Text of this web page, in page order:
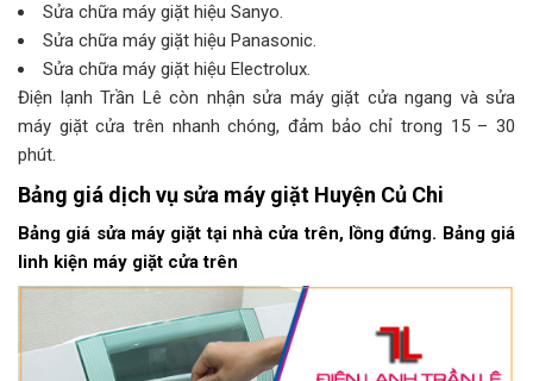
Sửa chữa máy giặt hiệu Sanyo.
Sửa chữa máy giặt hiệu Panasonic.
Sửa chữa máy giặt hiệu Electrolux.
Điện lạnh Trần Lê còn nhận sửa máy giặt cửa ngang và sửa
máy giặt cửa trên nhanh chóng, đảm bảo chỉ trong 15 – 30
phút.
Bảng giá dịch vụ sửa máy giặt Huyện Củ Chi
Bảng giá sửa máy giặt tại nhà cửa trên, lồng đứng. Bảng giá
linh kiện máy giặt cửa trên